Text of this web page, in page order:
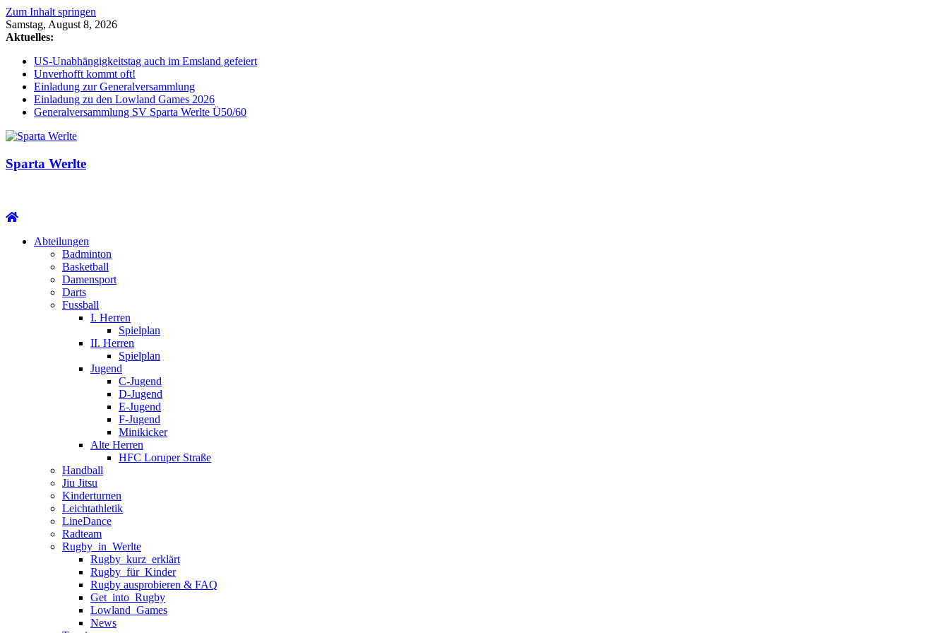
Zum Inhalt springen
Samstag, August 8, 2026
Aktuelles:
US-Unabhängigkeitstag auch im Emsland gefeiert
Unverhofft kommt oft!
Einladung zur Generalversammlung
Einladung zu den Lowland Games 2026
Generalversammlung SV Sparta Werlte Ü50/60
Sparta Werlte
Abteilungen
Badminton
Basketball
Damensport
Darts
Fussball
I. Herren
Spielplan
II. Herren
Spielplan
Jugend
C-Jugend
D-Jugend
E-Jugend
F-Jugend
Minikicker
Alte Herren
HFC Loruper Straße
Handball
Jiu Jitsu
Kinderturnen
Leichtathletik
LineDance
Radteam
Rugby_in_Werlte
Rugby_kurz_erklärt
Rugby_für_Kinder
Rugby ausprobieren & FAQ
Get_into_Rugby
Lowland_Games
News